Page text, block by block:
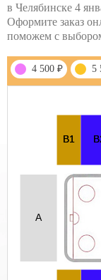
в Челябинске 4
Оформите заказ
поможем с
4 500 ₽ 5